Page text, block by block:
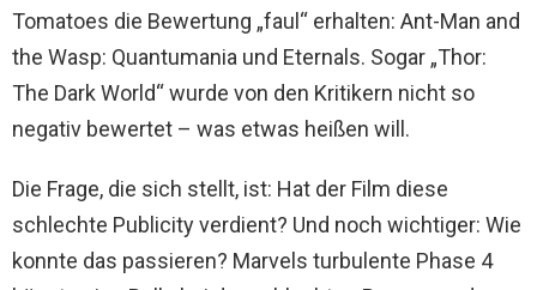
Tomatoes die Bewertung „faul“ erhalten: Ant-Man and
the Wasp: Quantumania und Eternals. Sogar „Thor:
The Dark World“ wurde von den Kritikern nicht so
negativ bewertet – was etwas heißen will.
Die Frage, die sich stellt, ist: Hat der Film diese
schlechte Publicity verdient? Und noch wichtiger: Wie
konnte das passieren? Marvels turbulente Phase 4